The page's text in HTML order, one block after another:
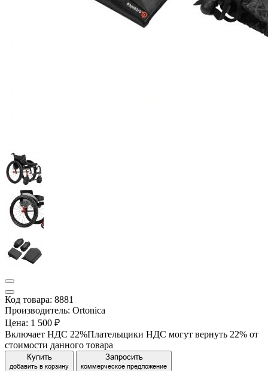
Код товара: 8881
Производитель: Ortonica
Цена: 1 500 ₽
Включает НДС 22%Плательщики НДС могут вернуть 22% от
стоимости данного товара
Купить
добавить в корзину
Запросить
коммерческое предложение